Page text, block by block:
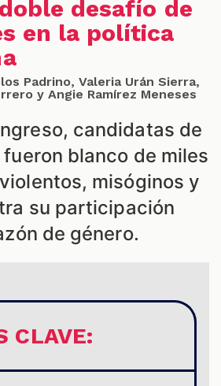
desafío de
en la política
Padrino, Valeria Urán Sierra,
y Angie Ramírez Meneses
candidatas de
blanco de miles
misóginos y
su participación
de género.
CLAVE: